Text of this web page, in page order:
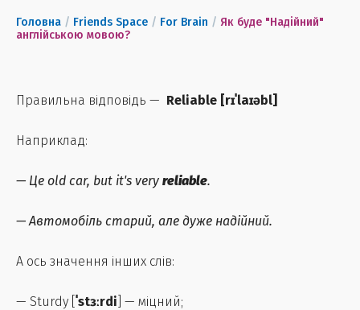
Головна / Friends Space / For Brain / Як буде "Надійний"
англійською мовою?
Правильна відповідь — Reliable [rɪˈlaɪəbl]
Наприклад:
— Це old car, but it's very reliable.
—Автомобіль старий, але дуже надійний.
А ось значення інших слів:
— Sturdy [ ˈstɜːrdi ] — міцний;